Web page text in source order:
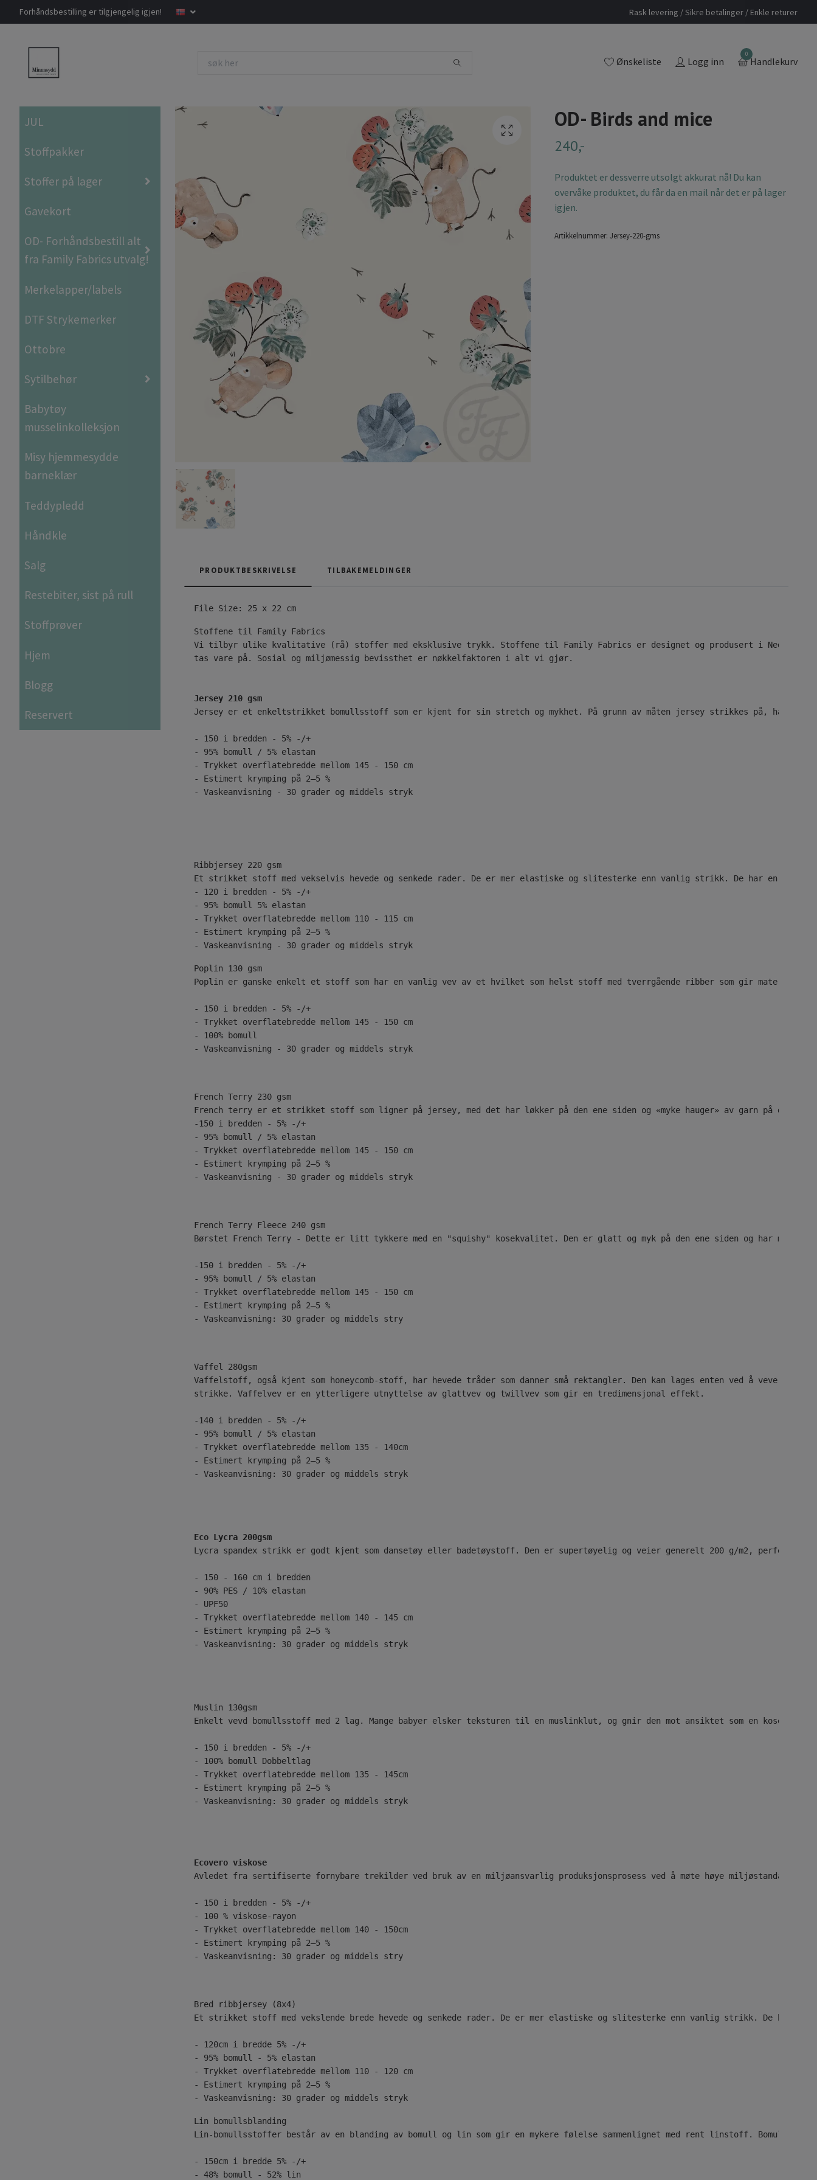
Forhåndsbestilling er tilgjengelig igjen! Rask levering / Sikre betalinger / Enkle returer
Ønskeliste Logg inn
0
Handlekurv
JUL
Stoffpakker
Stoffer på lager
Gavekort
OD- Forhåndsbestill alt
fra Family Fabrics utvalg!
Merkelapper/labels
DTF Strykemerker
Ottobre
Sytilbehør
Babytøy
musselinkolleksjon
Misy hjemmesydde
barneklær
Teddypledd
Håndkle
Salg
Restebiter, sist på rull
Stoffprøver
Hjem
Blogg
Reservert
OD- Birds and mice
240,-
Produktet er dessverre utsolgt akkurat nå! Du kan
overvåke produktet, du får da en mail når det er på lager
igjen.
Artikkelnummer: Jersey-220-gms
PRODUKTBESKRIVELSE TILBAKEMELDINGER
File Size: 25 x 22 cm
Vi tilbyr ulike kvalitative (rå) stoffer med eksklusive trykk. Stoffene til Family Fabrics er designet og produsert i
tas vare på. Sosial og miljømessig bevissthet er nøkkelfaktoren i alt vi gjør.
Jersey 210 gsm
Jersey er et enkeltstrikket bomullsstoff som er kjent for sin stretch og mykhet. På grunn av måten jersey strikkes på, har
- 150 i bredden - 5% -/+
- 95% bomull / 5% elastan
- Trykket overflatebredde mellom 145 - 150 cm
- Estimert krymping på 2–5 %
- Vaskeanvisning - 30 grader og middels stryk
Ribbjersey 220 gsm
Et strikket stoff med vekselvis hevede og senkede rader. De er mer elastiske og slitesterke enn vanlig strikk. De har en
- 120 i bredden - 5% -/+
- 95% bomull 5% elastan
- Trykket overflatebredde mellom 110 - 115 cm
- Estimert krymping på 2–5 %
- Vaskeanvisning - 30 grader og middels stryk
Poplin 130 gsm
Poplin er ganske enkelt et stoff som har en vanlig vev av et hvilket som helst stoff med tverrgående ribber som gir
- 150 i bredden - 5% -/+
- Trykket overflatebredde mellom 145 - 150 cm
- 100% bomull
- Vaskeanvisning - 30 grader og middels stryk
French Terry 230 gsm
French terry er et strikket stoff som ligner på jersey, med det har løkker på den ene siden og «myke hauger» av garn på
-150 i bredden - 5% -/+
- 95% bomull / 5% elastan
- Trykket overflatebredde mellom 145 - 150 cm
- Estimert krymping på 2–5 %
- Vaskeanvisning - 30 grader og middels stryk
Børstet French Terry - Dette er litt tykkere med en "squishy" kosekvalitet. Den er glatt og myk på den ene siden og har
-150 i bredden - 5% -/+
- 95% bomull / 5% elastan
- Trykket overflatebredde mellom 145 - 150 cm
- Estimert krymping på 2–5 %
- Vaskeanvisning: 30 grader og middels stry
Vaffelstoff, også kjent som honeycomb-stoff, har hevede tråder som danner små rektangler. Den kan lages enten ved å veve eller
strikke. Vaffelvev er en ytterligere utnyttelse av glattvev og twillvev som gir en tredimensjonal effekt.
-140 i bredden - 5% -/+
- 95% bomull / 5% elastan
- Trykket overflatebredde mellom 135 - 140cm
- Estimert krymping på 2–5 %
- Vaskeanvisning: 30 grader og middels stryk
Eco Lycra 200gsm
Lycra spandex strikk er godt kjent som dansetøy eller badetøystoff. Den er supertøyelig og veier generelt 200 g/m2,
- 150 - 160 cm i bredden
- 90% PES / 10% elastan
- UPF50
- Trykket overflatebredde mellom 140 - 145 cm
- Estimert krymping på 2–5 %
- Vaskeanvisning: 30 grader og middels stryk
Enkelt vevd bomullsstoff med 2 lag. Mange babyer elsker teksturen til en muslinklut, og gnir den mot ansiktet som en
- 150 i bredden - 5% -/+
- 100% bomull Dobbeltlag
- Trykket overflatebredde mellom 135 - 145cm
- Estimert krymping på 2–5 %
- Vaskeanvisning: 30 grader og middels stryk
Ecovero viskose
Avledet fra sertifiserte fornybare trekilder ved bruk av en miljøansvarlig produksjonsprosess ved å møte høye
- 150 i bredden - 5% -/+
- 100 % viskose-rayon
- Trykket overflatebredde mellom 140 - 150cm
- Estimert krymping på 2–5 %
- Vaskeanvisning: 30 grader og middels stry
Bred ribbjersey (8x4)
Et strikket stoff med vekslende brede hevede og senkede rader. De er mer elastiske og slitesterke enn vanlig strikk. De har
- 120cm i bredde 5% -/+
- 95% bomull - 5% elastan
- Trykket overflatebredde mellom 110 - 120 cm
- Estimert krymping på 2–5 %
- Vaskeanvisning: 30 grader og middels stryk
Lin-bomullsstoffer består av en blanding av bomull og lin som gir en mykere følelse sammenlignet med rent linstoff. Bomullen
- 150cm i bredde 5% -/+
- 48% bomull - 52% lin